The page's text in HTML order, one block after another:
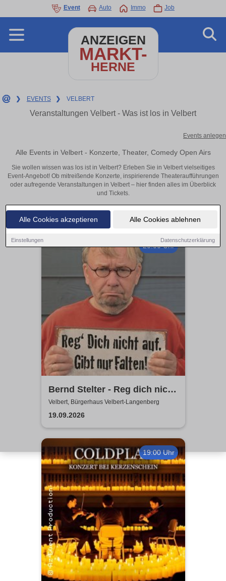
Alle Cookies akzeptieren Alle Cookies ablehnen
Einstellungen Datenschutzerklärung
Event Auto Immo Job
ANZEIGEN
MARKT-
HERNE
❯ EVENTS ❯ VELBERT
Veranstaltungen Velbert - Was ist los in Velbert
Events anlegen
Alle Events in Velbert - Konzerte, Theater, Comedy Open Airs
Sie wollen wissen was los ist in Velbert? Erleben Sie in Velbert vielseitiges
Event-Angebot! Ob mitreißende Konzerte, inspirierende Theateraufführungen
oder aufregende Veranstaltungen in Velbert – hier finden alles im Überblick
und Tickets.
20:00 Uhr
Bernd Stelter - Reg dich nicht
auf. Gibt nur Falten!
Velbert, Bürgerhaus Velbert-Langenberg
19.09.2026
19:00 Uhr